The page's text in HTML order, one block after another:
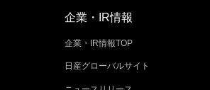
企業・IR情報
企業・IR情報TOP
日産グローバルサイト